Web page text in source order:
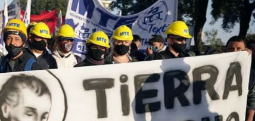
San Juan permanece a la espera de las
de Capital Humano y la Secretaría de Trabajo
implementación de la Ley de Modernización
ya solicitaron información a las provincias
la aplicación de la normativa.
la ley, no puede elegir si la aplica o no», sostuvo
la nueva legislación. En ese marco, indicó que la